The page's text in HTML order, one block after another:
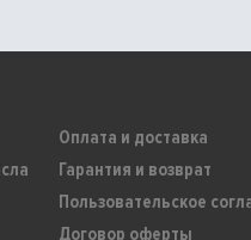
Оплата и доставка
Гарантия и возврат
Пользовательское
Договор оферты